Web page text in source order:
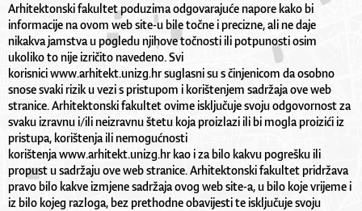
Arhitektonski fakultet poduzima odgovarajuće napore kako bi
informacije na ovom web site-u bile točne i precizne, ali ne daje
nikakva jamstva u pogledu njihove točnosti ili potpunosti osim
ukoliko to nije izričito navedeno. Svi
korisnici www.arhitekt.unizg.hr suglasni su s činjenicom da osobno
snose svaki rizik u vezi s pristupom i korištenjem sadržaja ove web
stranice. Arhitektonski fakultet ovime isključuje svoju odgovornost za
svaku izravnu i/ili neizravnu štetu koja proizlazi ili bi mogla proizići iz
pristupa, korištenja ili nemogućnosti
korištenja www.arhitekt.unizg.hr kao i za bilo kakvu pogrešku ili
propust u sadržaju ove web stranice. Arhitektonski fakultet pridržava
pravo bilo kakve izmjene sadržaja ovog web site-a, u bilo koje vrijeme i
iz bilo kojeg razloga, bez prethodne obavijesti te isključuje svoju